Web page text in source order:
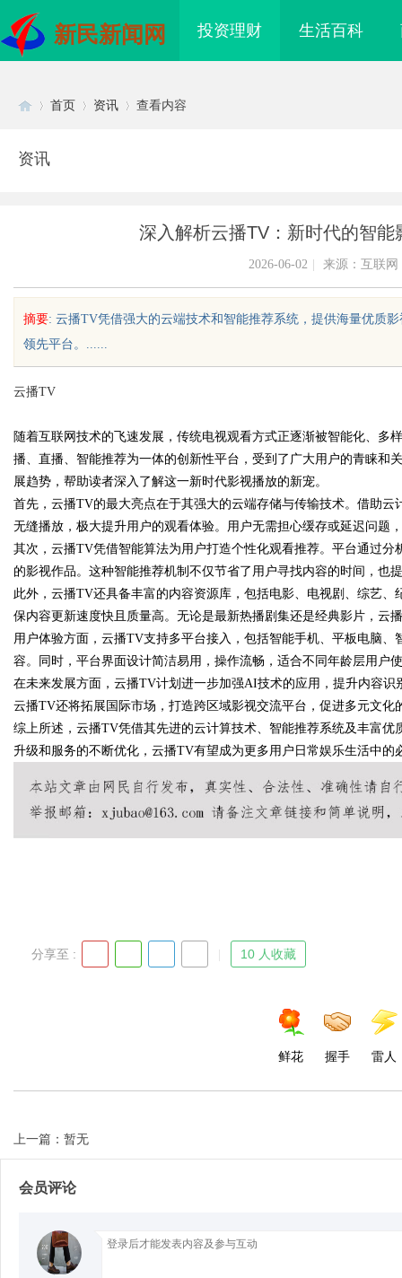
新民新闻网 投资理财 生活百科
uz
!
首页 资讯 查看内容
资讯
深入解析云播TV：新时代的智
2026-06-02 来源：互联网
摘要: 云播TV凭借强大的云端技术和智能推荐系统，提供海量优质
领先平台。......
云播TV
随着互联网技术的飞速发展，传统电视观看方式正逐渐被智能化、
播、直播、智能推荐为一体的创新性平台，受到了广大用户的青睐和
展趋势，帮助读者深入了解这一新时代影视播放的新宠。
首先，云播TV的最大亮点在于其强大的云端存储与传输技术。借助
无缝播放，极大提升用户的观看体验。用户无需担心缓存或延迟问题
其次，云播TV凭借智能算法为用户打造个性化观看推荐。平台通过
的影视作品。这种智能推荐机制不仅节省了用户寻找内容的时间，也
此外，云播TV还具备丰富的内容资源库，包括电影、电视剧、综艺
保内容更新速度快且质量高。无论是最新热播剧集还是经典影片，云
用户体验方面，云播TV支持多平台接入，包括智能手机、平板电脑
容。同时，平台界面设计简洁易用，操作流畅，适合不同年龄层用户
在未来发展方面，云播TV计划进一步加强AI技术的应用，提升内容
云播TV还将拓展国际市场，打造跨区域影视交流平台，促进多元文化
综上所述，云播TV凭借其先进的云计算技术、智能推荐系统及丰富
升级和服务的不断优化，云播TV有望成为更多用户日常娱乐生活中的
分享至 : 10 人收藏
鲜花 握手 雷人
上一篇：暂无
会员评论
制造业的革命性工
面解析